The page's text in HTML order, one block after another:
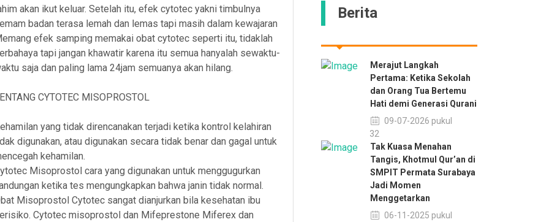
akan ikut keluar. Setelah itu, efek cytotec yakni timbulnya
badan terasa lemah dan lemas tapi masih dalam kewajaran
efek samping memakai obat cytotec seperti itu, tidaklah
tapi jangan khawatir karena itu semua hanyalah sewaktu-
saja dan paling lama 24jam semuanya akan hilang.
CYTOTEC MISOPROSTOL
yang tidak direncanakan terjadi ketika kontrol kelahiran
digunakan, atau digunakan secara tidak benar dan gagal untuk
kehamilan.
Misoprostol cara yang digunakan untuk menggugurkan
ketika tes mengungkapkan bahwa janin tidak normal.
Misoprostol Cytotec sangat dianjurkan bila kesehatan ibu
Cytotec misoprostol dan Mifeprestone Miferex dan
Berita
Merajut Langkah
Pertama: Ketika Sekolah
dan Orang Tua Bertemu
Hati demi Generasi Qurani
09-07-2026 pukul
11:32
Tak Kuasa Menahan
Tangis, Khotmul Qur’an di
SMPIT Permata Surabaya
Jadi Momen
Menggetarkan
06-11-2025 pukul